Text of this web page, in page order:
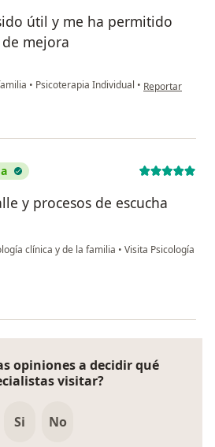
útil y me ha permitido
mejora
• Psicoterapia Individual • en opinión del
Reportar
y procesos de escucha
clínica y de la familia • Visita Psicología
opiniones a decidir qué
visitar?
Si No